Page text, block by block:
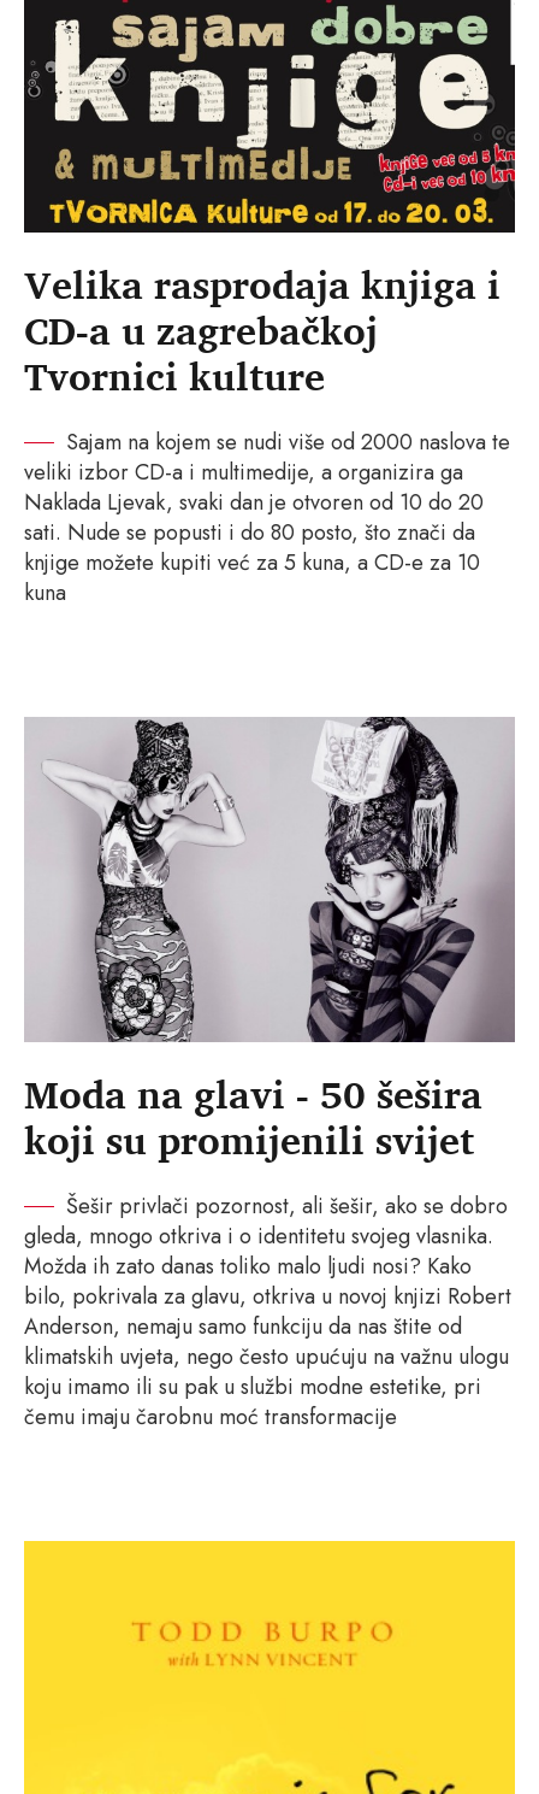
Velika rasprodaja knjiga i
CD-a u zagrebačkoj
Tvornici kulture
Sajam na kojem se nudi više od 2000 naslova te
veliki izbor CD-a i multimedije, a organizira ga
Naklada Ljevak, svaki dan je otvoren od 10 do 20
sati. Nude se popusti i do 80 posto, što znači da
knjige možete kupiti već za 5 kuna, a CD-e za 10
kuna
Moda na glavi - 50 šešira
koji su promijenili svijet
Šešir privlači pozornost, ali šešir, ako se dobro
gleda, mnogo otkriva i o identitetu svojeg vlasnika.
Možda ih zato danas toliko malo ljudi nosi? Kako
bilo, pokrivala za glavu, otkriva u novoj knjizi Robert
Anderson, nemaju samo funkciju da nas štite od
klimatskih uvjeta, nego često upućuju na važnu ulogu
koju imamo ili su pak u službi modne estetike, pri
čemu imaju čarobnu moć transformacije